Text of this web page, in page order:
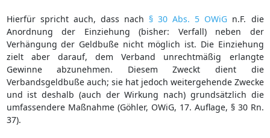
Hierfür spricht auch, dass nach § 30 Abs. 5 OWiG n.F. die
Anordnung der Einziehung (bisher: Verfall) neben der
Verhängung der Geldbuße nicht möglich ist. Die Einziehung
zielt aber darauf, dem Verband unrechtmäßig erlangte
Gewinne abzunehmen. Diesem Zweckt dient die
Verbandsgeldbuße auch; sie hat jedoch weitergehende Zwecke
und ist deshalb (auch der Wirkung nach) grundsätzlich die
umfassendere Maßnahme (Göhler, OWiG, 17. Auflage, § 30 Rn.
37).